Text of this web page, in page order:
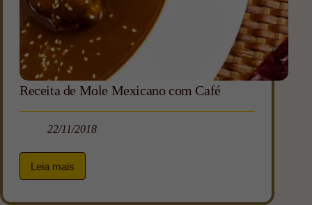
Receita de Mole Mexicano com Café
22/11/2018
Leia mais